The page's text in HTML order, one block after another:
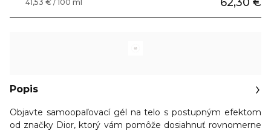
41,53 € / 100 ml
Popis
Objavte samoopaľovací gél na telo s postupným efektom
od značky Dior, ktorý vám pomôže dosiahnuť rovnomerne